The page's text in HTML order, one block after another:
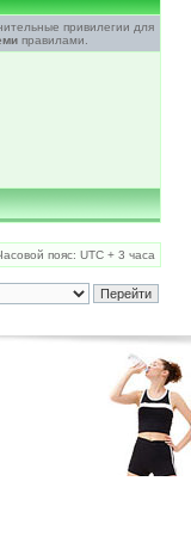
привилегии для
правилами.
пояс: UTC + 3 часа